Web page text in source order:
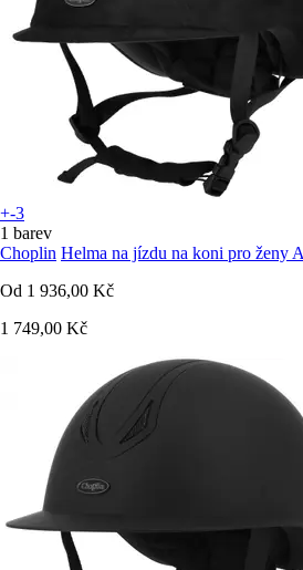
+-3
1 barev
Choplin Helma na jízdu na koni pro ženy
Od 1 936,00 Kč
1 749,00 Kč